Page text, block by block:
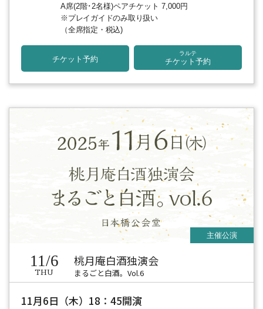
A席(2階･2名様)ペアチケット 7,000円
※プレイガイドのみ取り扱い
（全席指定・税込)
チケット予約
ラルテ
チケット予約
11/6
THU
桃月庵白酒独演会
まるごと白酒。Vol.6
11月6日（木）18：45開演